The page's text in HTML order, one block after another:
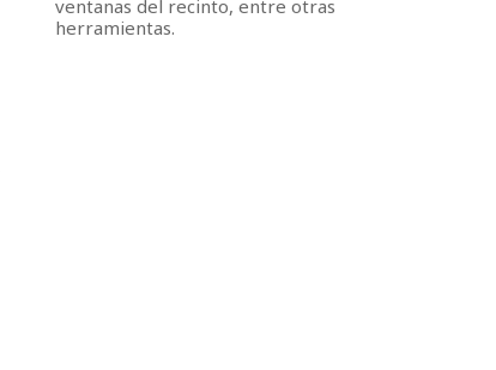
ventanas del recinto, entre otras
herramientas.